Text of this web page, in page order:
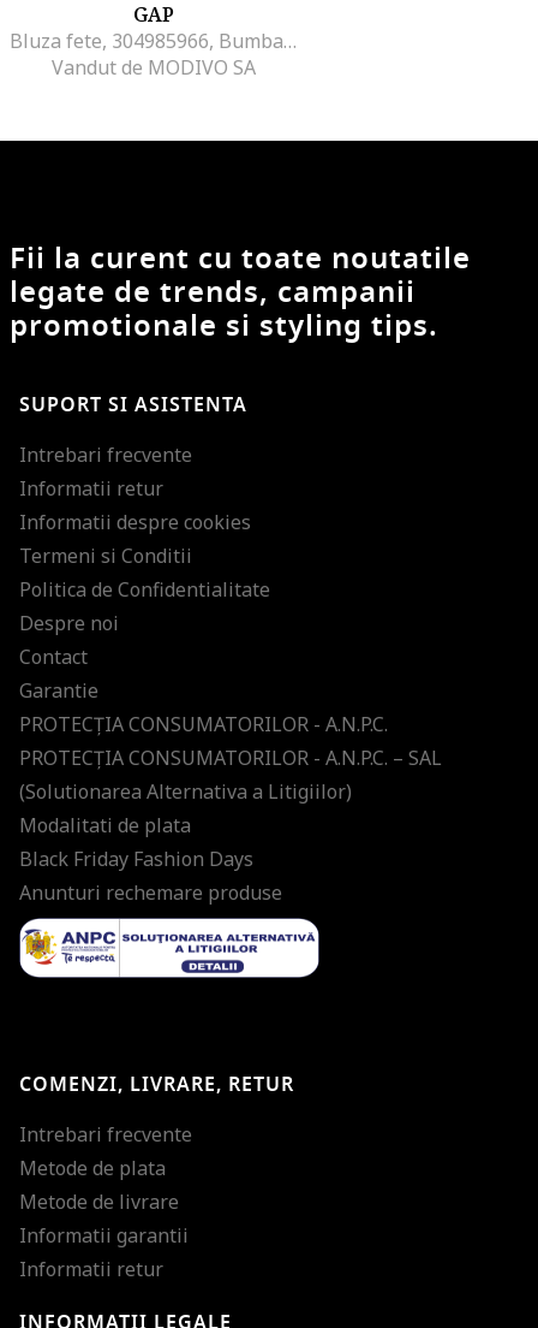
GAP
Bluza fete, 304985966, Bumbac/Poliester, 134 CM, Bej
Vandut de MODIVO SA
Fii la curent cu toate noutatile
legate de trends, campanii
promotionale si styling tips.
SUPORT SI ASISTENTA
Intrebari frecvente
Informatii retur
Informatii despre cookies
Termeni si Conditii
Politica de Confidentialitate
Despre noi
Contact
Garantie
PROTECŢIA CONSUMATORILOR - A.N.P.C.
PROTECŢIA CONSUMATORILOR - A.N.P.C. – SAL
(Solutionarea Alternativa a Litigiilor)
Modalitati de plata
Black Friday Fashion Days
Anunturi rechemare produse
COMENZI, LIVRARE, RETUR
Intrebari frecvente
Metode de plata
Metode de livrare
Informatii garantii
Informatii retur